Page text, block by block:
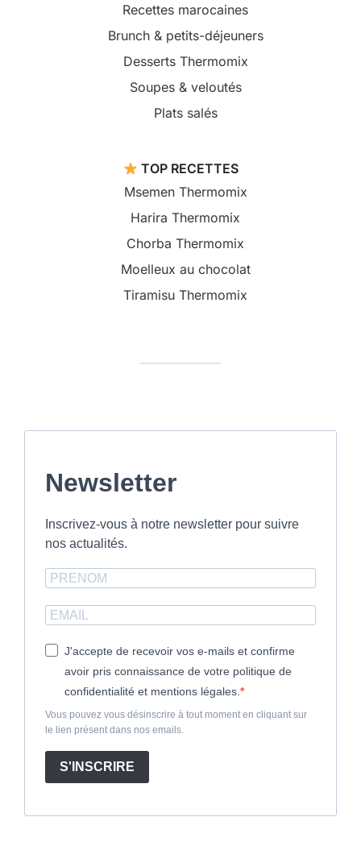
Recettes marocaines
Brunch & petits-déjeuners
Desserts Thermomix
Soupes & veloutés
Plats salés
TOP RECETTES
Msemen Thermomix
Harira Thermomix
Chorba Thermomix
Moelleux au chocolat
Tiramisu Thermomix
Newsletter
Inscrivez-vous à notre newsletter pour suivre
nos actualités.
J'accepte de recevoir vos e-mails et confirme
avoir pris connaissance de votre politique de
confidentialité et mentions légales.
Vous pouvez vous désinscrire à tout moment en cliquant sur
le lien présent dans nos emails.
S'INSCRIRE